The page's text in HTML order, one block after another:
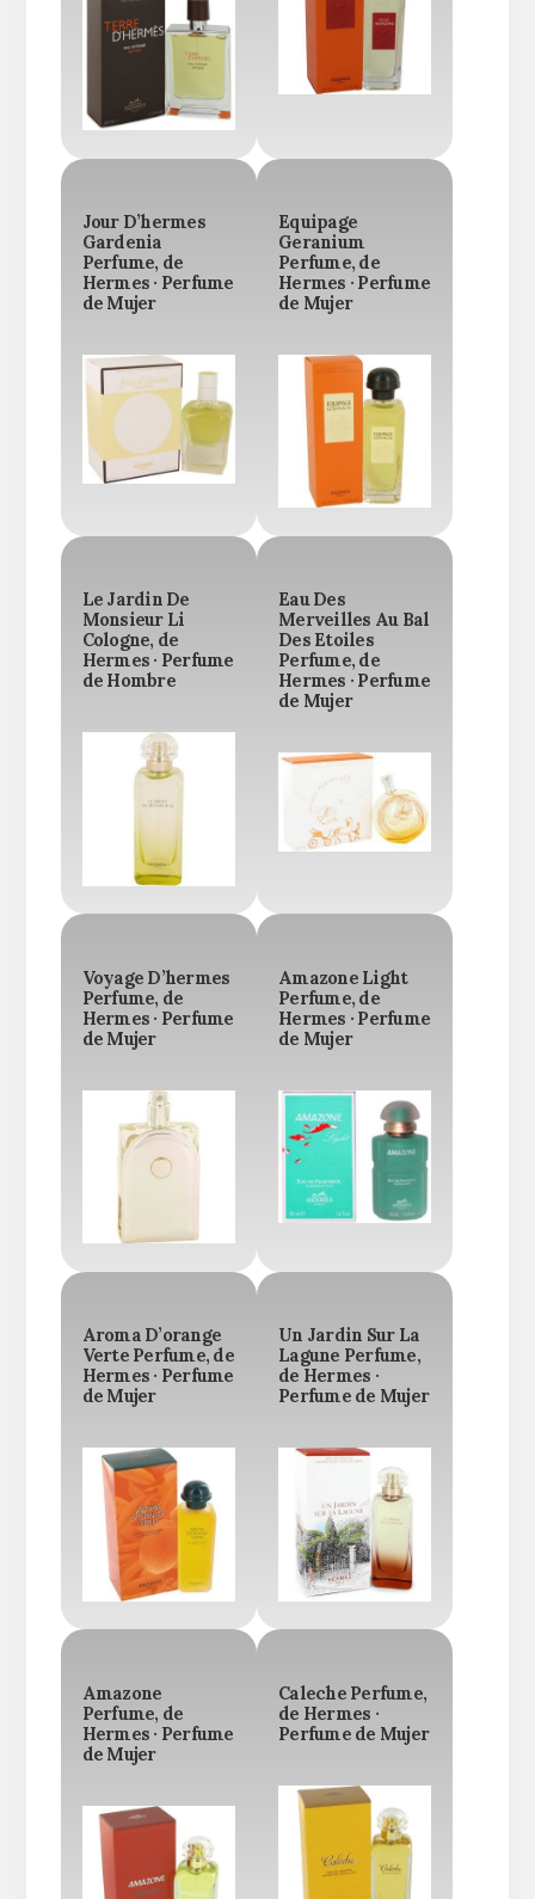
Jour D’hermes
Gardenia
Perfume, de
Hermes · Perfume
de Mujer
Equipage
Geranium
Perfume, de
Hermes · Perfume
de Mujer
Le Jardin De
Monsieur Li
Cologne, de
Hermes · Perfume
de Hombre
Eau Des
Merveilles Au Bal
Des Etoiles
Perfume, de
Hermes · Perfume
de Mujer
Voyage D’hermes
Perfume, de
Hermes · Perfume
de Mujer
Amazone Light
Perfume, de
Hermes · Perfume
de Mujer
Aroma D’orange
Verte Perfume, de
Hermes · Perfume
de Mujer
Un Jardin Sur La
Lagune Perfume,
de Hermes ·
Perfume de Mujer
Amazone
Perfume, de
Hermes · Perfume
de Mujer
Caleche Perfume,
de Hermes ·
Perfume de Mujer